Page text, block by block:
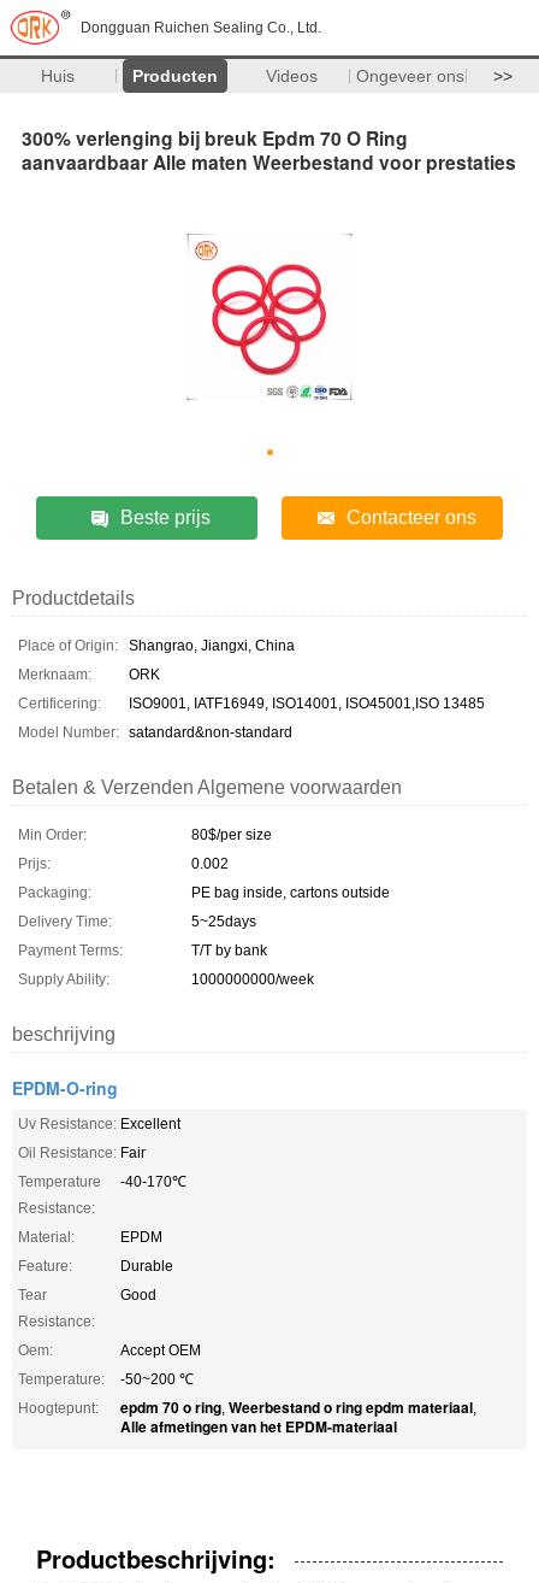
Dongguan Ruichen Sealing Co., Ltd.
Huis Producten Videos Ongeveer ons >>
300% verlenging bij breuk Epdm 70 O Ring
aanvaardbaar Alle maten Weerbestand voor prestaties
Beste prijs Contacteer ons
Productdetails
Place of Origin:
Shangrao, Jiangxi, China
Merknaam:
ORK
Certificering:
ISO9001, IATF16949, ISO14001, ISO45001,ISO 13485
Model Number: satandard&non-standard
Betalen & Verzenden Algemene voorwaarden
Min Order:
80$/per size
Prijs:
0.002
Packaging:
PE bag inside, cartons outside
Delivery Time:
5~25days
Payment Terms:
T/T by bank
Supply Ability:
1000000000/week
beschrijving
EPDM-O-ring
Uv Resistance: Excellent
Oil Resistance: Fair
Temperature
Resistance:
-40-170℃
Material:
EPDM
Feature:
Durable
Tear
Resistance:
Good
Oem:
Accept OEM
Temperature:
-50~200 ℃
Hoogtepunt:
epdm 70 o ring, Weerbestand o ring epdm materiaal,
Alle afmetingen van het EPDM-materiaal
Productbeschrijving: